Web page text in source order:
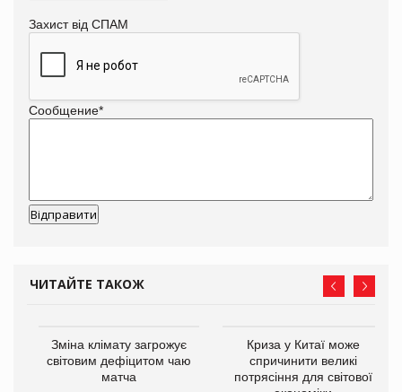
Захист від СПАМ
Сообщение*
ЧИТАЙТЕ ТАКОЖ
Зміна клімату загрожує
світовим дефіцитом чаю
матча
Криза у Китаї може
спричинити великі
потрясіння для світової